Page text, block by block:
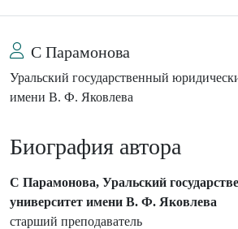
С Парамонова
Уральский государственный
имени В. Ф. Яковлева
Биография автора
С Парамонова, Уральский
университет имени В. Ф. Яковлева
старший преподаватель